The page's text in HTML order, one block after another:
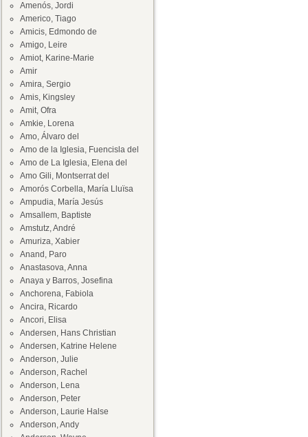
Amenós, Jordi
Americo, Tiago
Amicis, Edmondo de
Amigo, Leire
Amiot, Karine-Marie
Amir
Amira, Sergio
Amis, Kingsley
Amit, Ofra
Amkie, Lorena
Amo, Álvaro del
Amo de la Iglesia, Fuencisla del
Amo de La Iglesia, Elena del
Amo Gili, Montserrat del
Amorós Corbella, María Lluïsa
Ampudia, María Jesús
Amsallem, Baptiste
Amstutz, André
Amuriza, Xabier
Anand, Paro
Anastasova, Anna
Anaya y Barros, Josefina
Anchorena, Fabiola
Ancira, Ricardo
Ancori, Elisa
Andersen, Hans Christian
Andersen, Katrine Helene
Anderson, Julie
Anderson, Rachel
Anderson, Lena
Anderson, Peter
Anderson, Laurie Halse
Anderson, Andy